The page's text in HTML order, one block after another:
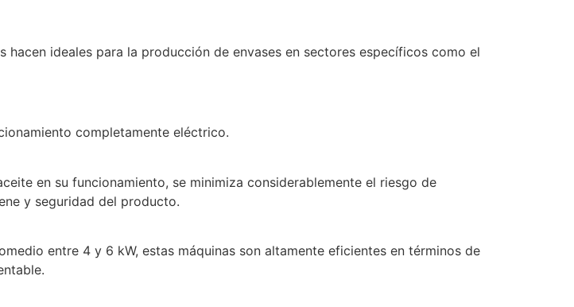
ideales para la producción de envases en sectores específicos como el
completamente eléctrico.
en su funcionamiento, se minimiza considerablemente el riesgo de
y seguridad del producto.
entre 4 y 6 kW, estas máquinas son altamente eficientes en términos de